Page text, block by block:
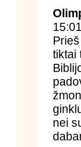
tiktai
nei